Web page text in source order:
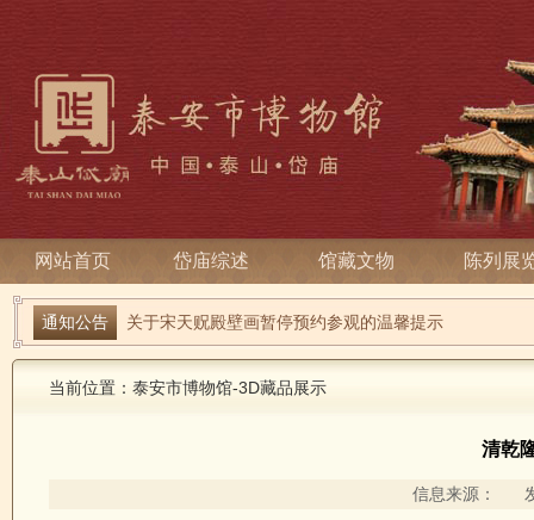
网站首页 岱庙综述 馆藏文物 陈列展
通知公告
端午寻古趣 雅俗话安康| 岱庙2026端午节系列活动
关于宋天贶殿壁画暂停预约参观的温馨提示
当前位置： 泰安市博物馆-3D藏品展示
清乾
信息来源：